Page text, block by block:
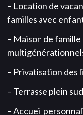
– Location de
familles avec
– Maison de
– Privatisation des
– Terrasse plein
– Accueil